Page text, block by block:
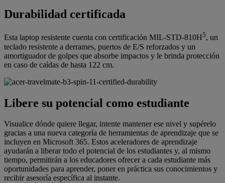
Durabilidad certificada
Esta laptop resistente cuenta con certificación MIL-STD-810H5, un
teclado resistente a derrames, puertos de E/S reforzados y un
amortiguador de golpes que absorbe impactos y le brinda protección
en caso de caídas de hasta 122 cm.
Libere su potencial como estudiante
Visualice dónde quiere llegar, intente mantener ese nivel y supérelo
gracias a una nueva categoría de herramientas de aprendizaje que se
incluyen en Microsoft 365. Estos aceleradores de aprendizaje
ayudarán a liberar todo el potencial de los estudiantes y, al mismo
tiempo, permitirán a los educadores ofrecer a cada estudiante más
oportunidades para aprender, poner en práctica sus conocimientos y
recibir asesoría específica al instante.